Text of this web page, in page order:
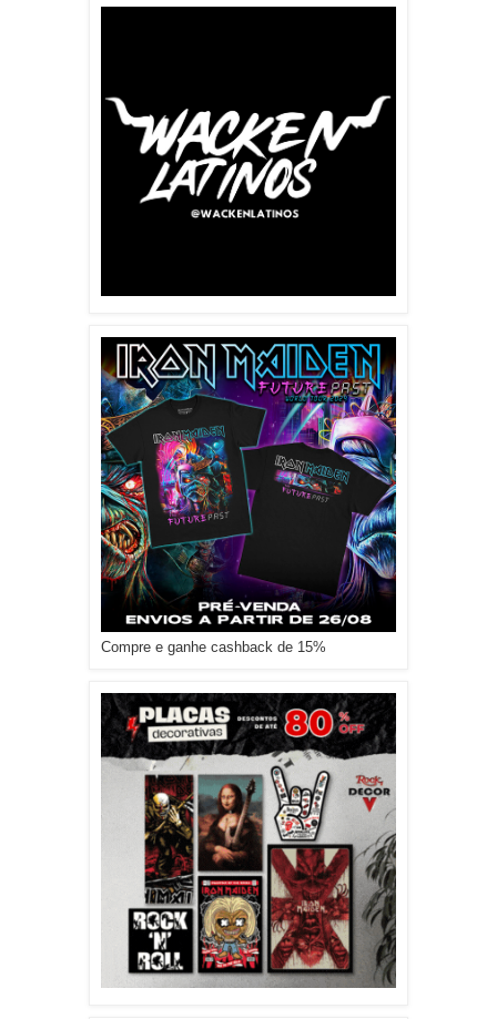
Compre e ganhe cashback de 15%